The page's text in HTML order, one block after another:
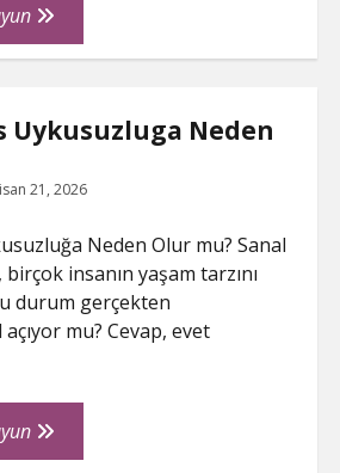
Modern
Ofis
Uykusuzluga Neden
21, 2026
Neden Olur mu? Sanal
insanın yaşam tarzını
durum gerçekten
mu? Cevap, evet
Sanal
Bahis